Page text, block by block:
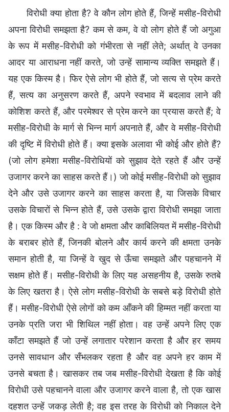
विरोधी क्या होता है? वे कौन लोग होते हैं, जिन्हें मसीह-विरोधी
अपना विरोधी समझता है? कम से कम, वे वो लोग होते हैं जो अगुआ
के रूप में मसीह-विरोधी को गंभीरता से नहीं लेते; अर्थात् वे उनका
आदर या आराधना नहीं करते, जो उन्हें सामान्य व्यक्ति समझते हैं।
यह एक किस्म है। फिर ऐसे लोग भी होते हैं, जो सत्य से प्रेम करते
हैं, सत्य का अनुसरण करते हैं, अपने स्वभाव में बदलाव लाने की
कोशिश करते हैं, और परमेश्वर से प्रेम करने का प्रयास करते हैं; वे
मसीह-विरोधी के मार्ग से भिन्न मार्ग अपनाते हैं, और वे मसीह-विरोधी
की दृष्टि में विरोधी होते हैं। क्या इसके अलावा भी कोई और होते हैं?
(जो लोग हमेशा मसीह-विरोधियों को सुझाव देते रहते हैं और उन्हें
उजागर करने का साहस करते हैं।) जो कोई मसीह-विरोधी को सुझाव
देने और उसे उजागर करने का साहस करता है, या जिसके विचार
उसके विचारों से भिन्न होते हैं, उसे उसके द्वारा विरोधी समझा जाता
है। एक किस्म और है : वे जो क्षमता और काबिलियत में मसीह-विरोधी
के बराबर होते हैं, जिनकी बोलने और कार्य करने की क्षमता उनके
समान होती है, या जिन्हें वे खुद से ऊँचा समझते और पहचानने में
सक्षम होते हैं। मसीह-विरोधी के लिए यह असहनीय है, उसके रुतबे
के लिए खतरा है। ऐसे लोग मसीह-विरोधी के सबसे बड़े विरोधी होते
हैं। मसीह-विरोधी ऐसे लोगों को कम आँकने की हिम्मत नहीं करता या
उनके प्रति जरा भी शिथिल नहीं होता। वह उन्हें अपने लिए एक
काँटा समझते हैं जो उन्हें लगातार परेशान करता है और हर समय
उनसे सावधान और सँभलकर रहता है और वह अपने हर काम में
उनसे बचता है। खासकर तब जब मसीह-विरोधी देखता है कि कोई
विरोधी उसे पहचानने वाला और उजागर करने वाला है, तो एक खास
दहशत उन्हें जकड़ लेती है; वह इस तरह के विरोधी को निकाल देने